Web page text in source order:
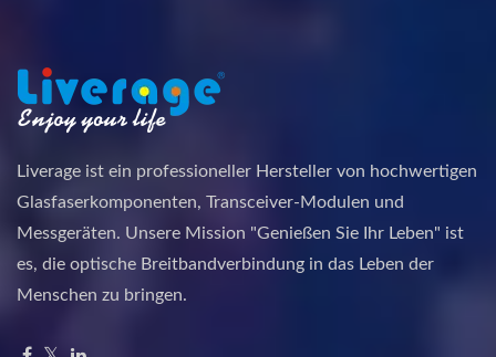
Liverage ist ein professioneller Hersteller von hochwertigen
Glasfaserkomponenten, Transceiver-Modulen und
Messgeräten. Unsere Mission "Genießen Sie Ihr Leben" ist
es, die optische Breitbandverbindung in das Leben der
Menschen zu bringen.